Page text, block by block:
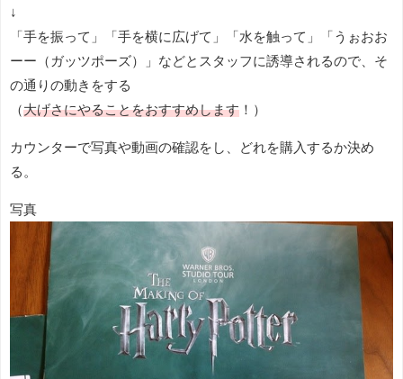
↓
「手を振って」「手を横に広げて」「水を触って」「うぉおお
ーー（ガッツポーズ）」などとスタッフに誘導されるので、そ
の通りの動きをする
（大げさにやることをおすすめします ！）
カウンターで写真や動画の確認をし、どれを購入するか決め
る。
写真